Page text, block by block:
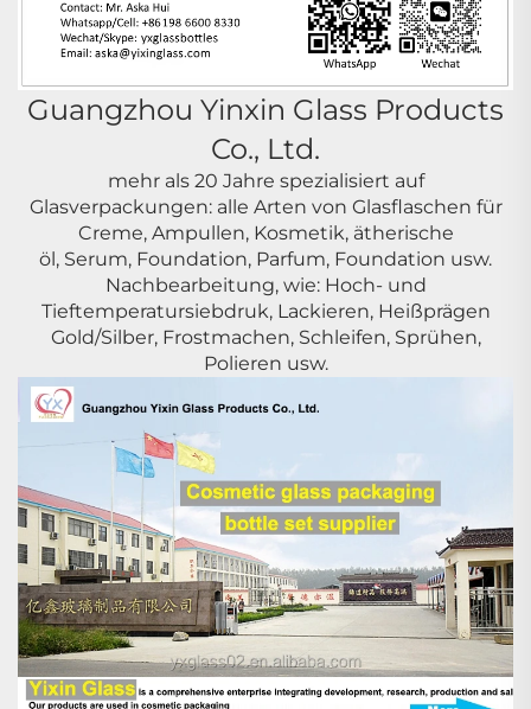
Guangzhou Yinxin Glass Products
Co., Ltd.
mehr als 20 Jahre spezialisiert auf
Glasverpackungen: alle Arten von Glasflaschen für
Creme, Ampullen, Kosmetik, ätherische
öl, Serum, Foundation, Parfum, Foundation usw.
Nachbearbeitung, wie: Hoch- und
Tieftemperatursiebdruk, Lackieren, Heißprägen
Gold/Silber, Frostmachen, Schleifen, Sprühen,
Polieren usw.